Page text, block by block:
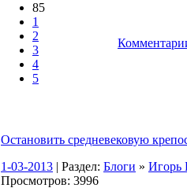
85
1
2
3
4
5
Остановить средневековую
1-03-2013 | Раздел: Блоги »
Просмотров: 3996